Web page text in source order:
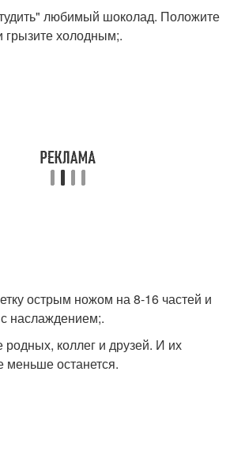
любимый шоколад. Положите
грызите холодным;.
острым ножом на 8-16 частей и
наслаждением;.
коллег и друзей. И их
меньше останется.